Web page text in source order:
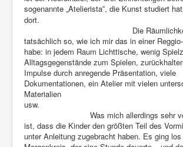
sogenannte „Atelierista“, die Kunst studiert
dort.
Die
tatsächlich so, wie ich mir das in einer
habe: in jedem Raum Lichttische, wenig
Alltagsgegenstände zum Spielen,
Impulse durch anregende Präsentation, viele
Dokumentationen, ein Atelier mit vielen
Materialien
usw.
Was mich allerdings sehr
ist, dass die Kinder den größten Teil des
unter Anleitung zugebracht haben. Es ging